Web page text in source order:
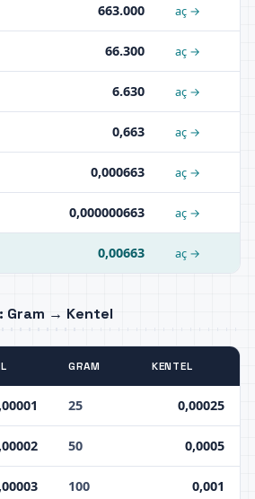
663.000 aç →
66.300 aç →
6.630 aç →
0,663 aç →
0,000663 aç →
0,000000663 aç →
0,00663 aç →
Gram → Kentel
GRAM KENTEL
25 0,00025
50 0,0005
100 0,001